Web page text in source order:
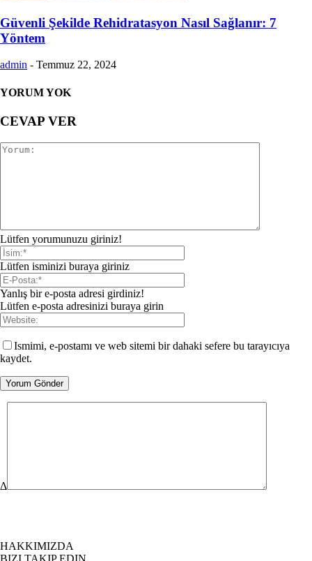
Güvenli Şekilde Rehidratasyon Nasıl Sağlanır: 7
Yöntem
admin - Temmuz 22, 2024
YORUM YOK
CEVAP VER
Lütfen yorumunuzu giriniz!
Lütfen isminizi buraya giriniz
Yanlış bir e-posta adresi girdiniz!
Lütfen e-posta adresinizi buraya girin
Ismimi, e-postamı ve web sitemi bir dahaki sefere bu tarayıcıya
kaydet.
Δ
HAKKIMIZDA
BIZI TAKIP EDIN